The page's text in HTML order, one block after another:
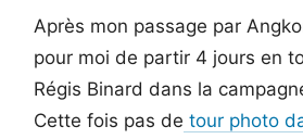
Après mon passage par
pour moi de partir 4 jours en
Régis Binard dans la
Cette fois pas de tour photo